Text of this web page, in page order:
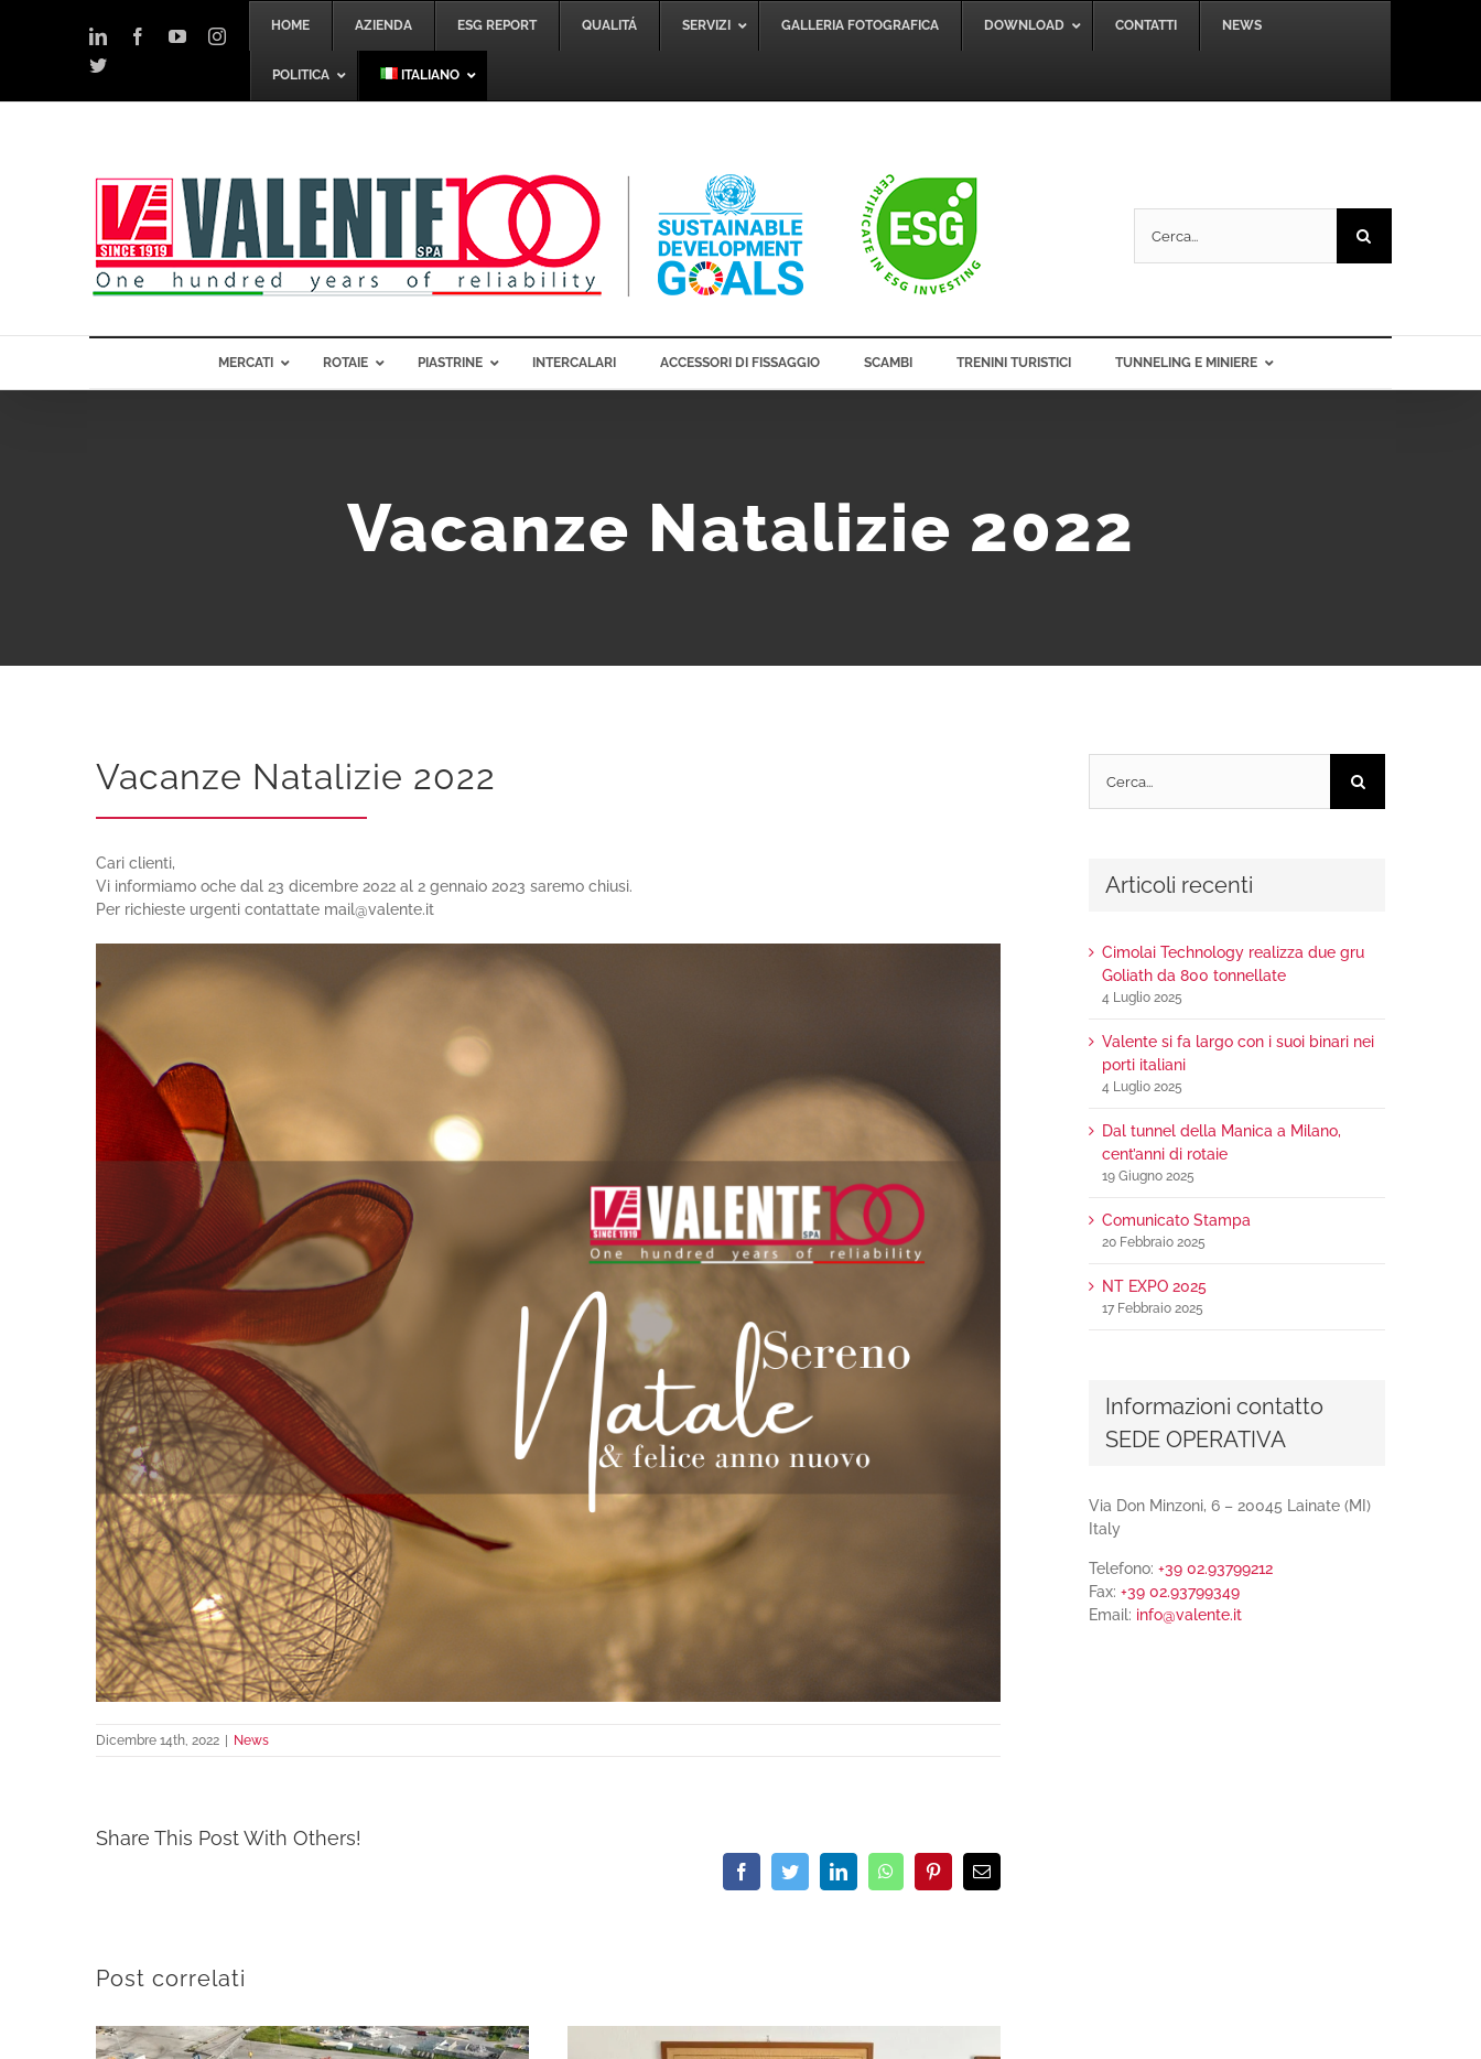
LinkedInFacebookYouTubeInstagram
Twitter
HOME AZIENDA ESG REPORT QUALITÁ SERVIZI GALLERIA FOTOGRAFICA DOWNLOAD CONTATTI NEWS
POLITICA ITALIANO
per:
MERCATI ROTAIE PIASTRINE INTERCALARI ACCESSORI DI FISSAGGIO SCAMBI TRENINI TURISTICI TUNNELING E MINIERE
Vacanze Natalizie 2022
Vacanze Natalizie 2022
Cari clienti,
Vi informiamo oche dal 23 dicembre 2022 al 2 gennaio 2023 saremo chiusi.
Per richieste urgenti contattate mail@valente.it
Dicembre 14th, 2022 News
Share This Post With Others!
FacebookTwitterLinkedInWhatsAppPinterestEmail
Post correlati
per:
Articoli recenti
Cimolai Technology realizza due gru
Goliath da 800 tonnellate
4 Luglio 2025
Valente si fa largo con i suoi binari nei
porti italiani
4 Luglio 2025
Dal tunnel della Manica a Milano,
cent’anni di rotaie
19 Giugno 2025
Comunicato Stampa
20 Febbraio 2025
NT EXPO 2025
17 Febbraio 2025
Informazioni contatto
SEDE OPERATIVA
Via Don Minzoni, 6 – 20045 Lainate (MI)
Italy
Telefono: +39 02.93799212
Fax: +39 02.93799349
Email: info@valente.it